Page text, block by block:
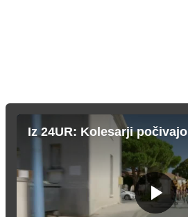
Iz 24UR: Kolesarji počivajo